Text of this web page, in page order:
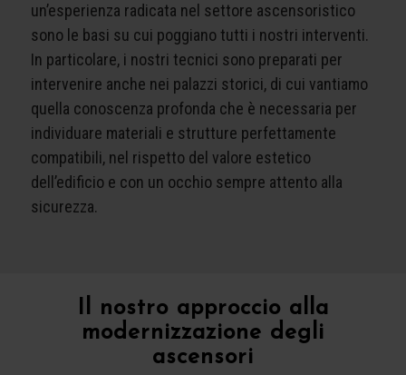
un’esperienza radicata nel settore ascensoristico
sono le basi su cui poggiano tutti i nostri interventi.
In particolare, i nostri tecnici sono preparati per
intervenire anche nei palazzi storici, di cui vantiamo
quella conoscenza profonda che è necessaria per
individuare materiali e strutture perfettamente
compatibili, nel rispetto del valore estetico
dell’edificio e con un occhio sempre attento alla
sicurezza.
Il nostro approccio alla
modernizzazione degli
ascensori